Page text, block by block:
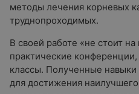
методы лечения корневых
труднопроходимых.
В своей работе «не стоит
практические
классы. Полученные навыки
для достижения